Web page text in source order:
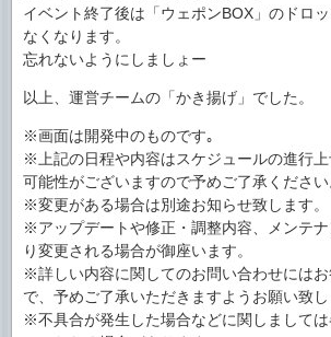
イベント終了後は「ウェポンBOX」のドロ
なくなります。
忘れないようにしましょー
以上、運営チームの「かき揚げ」でした。
※画面は開発中のものです｡
※上記の日程や内容はスケジュールの進行
可能性がございますので予めご了承ください
※変更がある場合は別途お知らせ致します。
※アップデートや修正・調整内容、メンテナ
り変更される場合が御座います。
※詳しい内容に関してのお問い合わせには
で、予めご了承いただきますようお願い致し
※不具合が発生した場合などに関しまして